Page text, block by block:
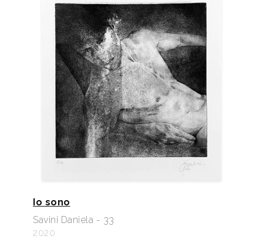
Io sono
Savini Daniela - 33
2020